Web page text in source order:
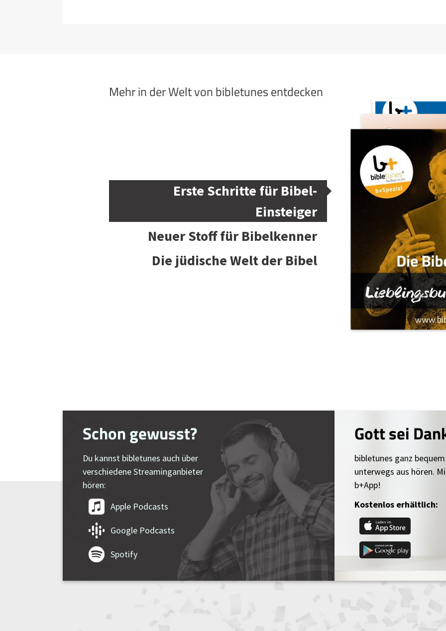
Mehr in der Welt von bibletunes entdecken
Erste Schritte für Bibel-
Einsteiger
Neuer Stoff für Bibelkenner
Die jüdische Welt der Bibel
Schon gewusst?
Du kannst bibletunes auch über
verschiedene Streaminganbieter
hören:
Apple Podcasts
Google Podcasts
Spotify
Gott sei
bibletunes ganz
unterwegs aus hören.
b+App!
Kostenlos erhältlich: